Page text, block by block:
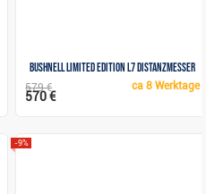
Bushnell Limited Edition L7 Distanzmesser
ca8 Werktage
579 €
570 €
-9%